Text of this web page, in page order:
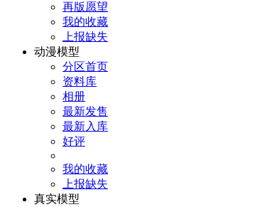
再版愿望
我的收藏
上报缺失
动漫模型
分区首页
资料库
相册
最新发售
最新入库
好评
我的收藏
上报缺失
真实模型